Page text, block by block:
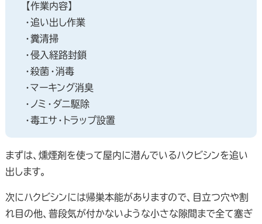
【作業内容】
・追い出し作業
・糞清掃
・侵入経路封鎖
・殺菌・消毒
・マーキング消臭
・ノミ・ダニ駆除
・毒エサ・トラップ設置
まずは、燻煙剤を使って屋内に潜んでいるハクビシンを追い
出します。
次にハクビシンには帰巣本能がありますので、目立つ穴や割
れ目の他、普段気が付かないような小さな隙間まで全て塞ぎ